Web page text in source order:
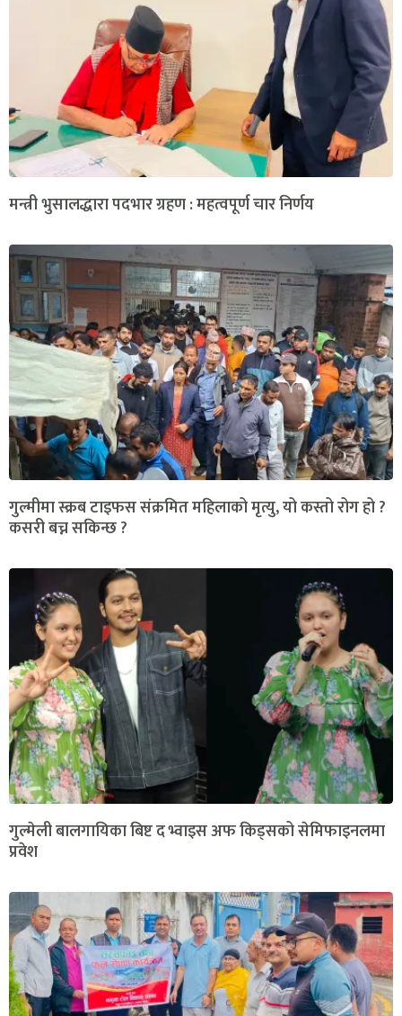
मन्त्री भुसालद्धारा पदभार ग्रहण : महत्वपूर्ण चार निर्णय
गुल्मीमा स्क्रब टाइफस संक्रमित महिलाको मृत्यु, यो कस्तो रोग हो ?
कसरी बच्न सकिन्छ ?
गुल्मेली बालगायिका बिष्ट द भ्वाइस अफ किड्सको सेमिफाइनलमा
प्रवेश